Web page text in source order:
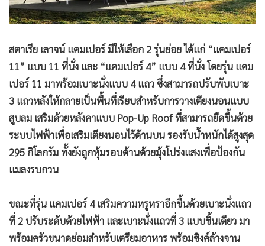
• Factcheck
• ญี่ปุ่น
• News1
• Gotomanager
สตาเรีย เลาจน์ แคมเปอร์ มีให้เลือก 2 รุ่นย่อย ได้แก่ “แคมเปอร์
11” แบบ 11 ที่นั่ง และ “แคมเปอร์ 4” แบบ 4 ที่นั่ง โดยรุ่น แคม
เปอร์ 11 มาพร้อมเบาะนั่งแบบ 4 แถว ซึ่งสามารถปรับพับเบาะ
3 แถวหลังให้กลายเป็นพื้นที่เรียบสำหรับการวางเตียงนอนแบบ
สูบลม เสริมด้วยหลังคาแบบ Pop-Up Roof ที่สามารถยืดขึ้นด้วย
ระบบไฟฟ้าเพื่อเสริมเตียงนอนไว้ด้านบน รองรับน้ำหนักได้สูงสุด
295 กิโลกรัม ทั้งยังถูกหุ้มรอบด้านด้วยมุ้งโปร่งแสงเพื่อป้องกัน
แมลงรบกวน
ขณะที่รุ่น แคมเปอร์ 4 เสริมความหรูหราอีกขึ้นด้วยเบาะนั่งแถว
ที่ 2 ปรับระดับด้วยไฟฟ้า และเบาะนั่งแถวที่ 3 แบบชิ้นเดียว มา
พร้อมครัวขนาดย่อมสำหรับเตรียมอาหาร พร้อมซิงค์ล้างจาน